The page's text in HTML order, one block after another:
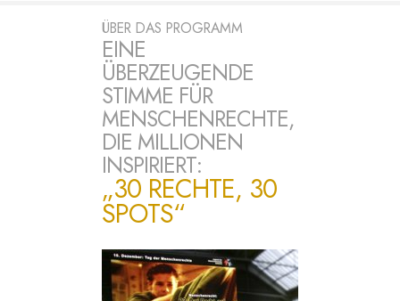
ÜBER DAS PROGRAMM
EINE
ÜBERZEUGENDE
STIMME FÜR
MENSCHENRECHTE,
DIE MILLIONEN
INSPIRIERT:
„30 RECHTE, 30
SPOTS“